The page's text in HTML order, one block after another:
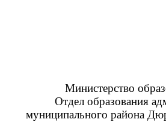
Министерство
Отдел образования
муниципального района